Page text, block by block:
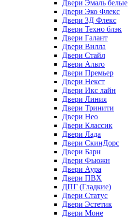
Двери Эмаль белые
Двери Эко Флекс
Двери 3Д Флекс
Двери Техно блэк
Двери Галант
Двери Вилла
Двери Стайл
Двери Альто
Двери Премьер
Двери Некст
Двери Икс лайн
Двери Линия
Двери Тринити
Двери Нео
Двери Классик
Двери Лада
Двери СкинДорс
Двери Барн
Двери Фьюжн
Двери Аура
Двери ПВХ
ДПГ (Гладкие)
Двери Статус
Двери Эстетик
Двери Моне